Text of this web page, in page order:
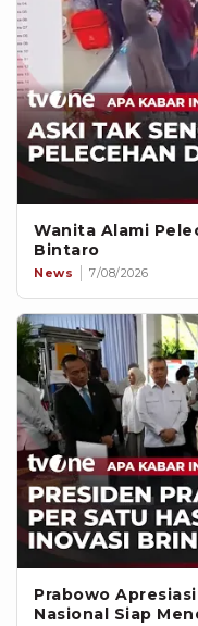
Wanita Alami
Bintaro
News 7/08/2026
Prabowo
Nasional Siap